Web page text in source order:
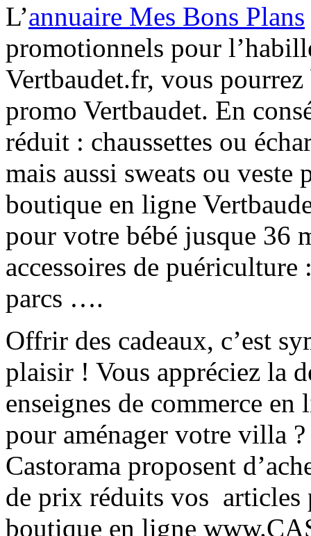
L’annuaire Mes Bons Plans
promotionnels pour
Vertbaudet.fr, vous
promo Vertbaudet. En
réduit : chaussettes ou
mais aussi sweats ou
boutique en ligne
pour votre bébé jusque 36
accessoires de
parcs ….
Offrir des cadeaux, c’est
plaisir ! Vous appréciez la
enseignes de commerce
pour aménager votre villa
Castorama proposent
de prix réduits vos articles
boutique en ligne